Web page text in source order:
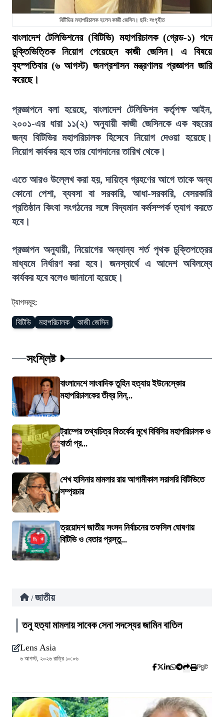
বিটিভির মহাপরিচালক হলেন কাজী জেসিন। ছবি: সংগৃহীত
বাংলাদেশ টেলিভিশনের (বিটিভি) মহাপরিচালক (গ্রেড-১) পদে
চুক্তিভিত্তিক নিয়োগ পেয়েছেন কাজী জেসিন। এ বিষয়ে
বৃহস্পতিবার (৬ আগস্ট) জনপ্রশাসন মন্ত্রণালয় প্রজ্ঞাপন জারি
করেছে।
প্রজ্ঞাপনে বলা হয়েছে, বাংলাদেশ টেলিভিশন কর্তৃপক্ষ আইন,
২০০১-এর ধারা ১১(২) অনুযায়ী কাজী জেসিনকে এক বছরের
জন্য বিটিভির মহাপরিচালক হিসেবে নিয়োগ দেওয়া হয়েছে।
নিয়োগ কার্যকর হবে তার যোগদানের তারিখ থেকে।
এতে আরও উল্লেখ করা হয়, দায়িত্ব গ্রহণের আগে তাকে অন্য
কোনো পেশা, ব্যবসা বা সরকারি, আধা-সরকারি, বেসরকারি
প্রতিষ্ঠান কিংবা সংগঠনের সঙ্গে বিদ্যমান কর্মসম্পর্ক ত্যাগ করতে
হবে।
প্রজ্ঞাপন অনুযায়ী, নিয়োগের অন্যান্য শর্ত পৃথক চুক্তিপত্রের
মাধ্যমে নির্ধারণ করা হবে। জনস্বার্থে এ আদেশ অবিলম্বে
কার্যকর হবে বলেও জানানো হয়েছে।
ট্যাগসমূহ:
বিটিভি মহাপরিচালক কাজী জেসিন
সংশ্লিষ্ট
বাংলাদেশে সাংবাদিক তুহিন হত্যায় ইউনেস্কোর
মহাপরিচালকের তীব্র নিন্...
ট্রাম্পের তথ্যচিত্র বিতর্কের মুখে বিবিসির মহাপরিচালক ও
বার্তা প্র...
শেখ হাসিনার মামলার রায় আগামীকাল সরাসরি বিটিভিতে
সম্প্রচার
ত্রয়োদশ জাতীয় সংসদ নির্বাচনের তফসিল ঘোষণায়
বিটিভি ও বেতার প্রস্তু...
/ জাতীয়
তনু হত্যা মামলায় সাবেক সেনা সদস্যের জামিন বাতিল
Lens Asia
৬ আগস্ট, ২০২৬ রাত্রি ১০:০৬
প্রিন্ট